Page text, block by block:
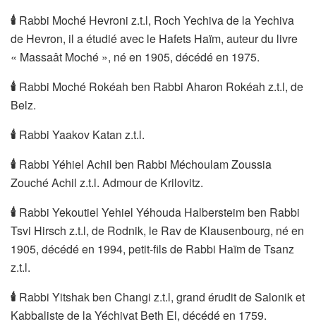
🕯 Rabbi Moché Hevroni z.t.l, Roch Yechiva de la Yechiva
de Hevron, il a étudié avec le Hafets Haïm, auteur du livre
« Massaât Moché », né en 1905, décédé en 1975.
🕯 Rabbi Moché Rokéah ben Rabbi Aharon Rokéah z.t.l, de
Belz.
🕯 Rabbi Yaakov Katan z.t.l.
🕯 Rabbi Yéhiel Achil ben Rabbi Méchoulam Zoussia
Zouché Achil z.t.l. Admour de Krilovitz.
🕯 Rabbi Yekoutiel Yehiel Yéhouda Halbersteim ben Rabbi
Tsvi Hirsch z.t.l, de Rodnik, le Rav de Klausenbourg, né en
1905, décédé en 1994, petit-fils de Rabbi Haïm de Tsanz
z.t.l.
🕯 Rabbi Yitshak ben Changi z.t.l, grand érudit de Salonik et
Kabbaliste de la Yéchivat Beth El, décédé en 1759.